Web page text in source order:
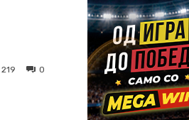
0
219